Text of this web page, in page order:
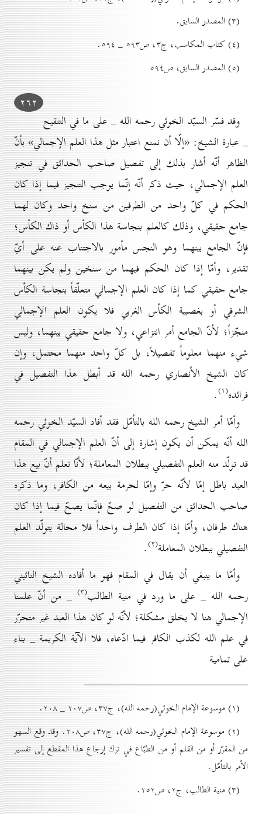
(۳) المصدر السابق.
(٤) کتاب المكاسب، ج۳، ص٥۹۳ _ ٥۹٤.
(٥) المصدر السابق، ص٥۹٤
۲٦۲
وقد فسّر السيّد الخوئي رحمه الله _ على ما في التنقيح
_ عبارة الشيخ: «إلّا أن نمنع اعتبار مثل هذا العلم الإجمالي» بأنّ
الظاهر أنّه أشار بذلك إلى تفصيل صاحب الحدائق في تنجيز
العلم الإجمالي، حيث ذكر أنّه إنّما يوجب التنجيز فيما إذا كان
الحكم في كلّ واحد من الطرفين من سنخ واحد وكان لهما
جامع حقيقي، وذلك كالعلم بنجاسة هذا الكأس أو ذاك الكأس؛
فإنّ الجامع بينهما وهو النجس مأمور بالاجتناب عنه على أيّ
تقدير، وأمّا إذا كان الحكم فيهما من سنخين ولم يكن بينهما
جامع حقيقي كما إذا كان العلم الإجمالي متعلّقاً بنجاسة الكأس
الشرقي أو بغصبية الكأس الغربي فلا يكون العلم الإجمالي
منجّزاً؛ لأنّ الجامع أمر انتزاعي، ولا جامع حقيقي بينهما، وليس
شيء منهما معلوماً تفصيلاً، بل كلّ واحد منهما محتمل، وإن
كان الشيخ الأنصاري رحمه الله قد أبطل هذا التفصيل في
فرائده(۱) .
وأمّا أمر الشيخ رحمه الله بالتأمّل فقد أفاد السيّد الخوئي رحمه
الله أنّه يمكن أن يكون إشارة إلى أنّ العلم الإجمالي في المقام
قد تولّد منه العلم التفصيلي ببطلان المعاملة؛ لأنّا نعلم أنّ بيع هذا
العبد باطل إمّا لأنّه حرّ وإمّا لحرمة بيعه من الكافر، وما ذكره
صاحب الحدائق من التفصيل لو صحّ فإنّما يصحّ فيما إذا كان
هناك طرفان، وأمّا إذا كان الطرف واحداً فلا محالة يتولّد العلم
التفصيلي ببطلان المعاملة(۲) .
وأمّا ما ينبغي أن يقال في المقام فهو ما أفاده الشيخ النائيني
رحمه الله _ على ما ورد في منية الطالب(۳) _ من أنّ علمنا
الإجمالي هنا لا يخلق مشكلة؛ لأنّه لو كان هذا العبد غير متحرّر
في علم الله لكذب الكافر فيما ادّعاه، فلا الآية الكريمة _ بناء
على تمامية
(۱) موسوعة الإمام الخوئي(رحمه الله)، ج۳۷، ص۲٠۷ _ ۲٠۸.
(۲) موسوعة الإمام الخوئي(رحمه الله)، ج۳۷، ص۲٠۸. وقد وقع السهو
من المقرّر أو من القلم أو من الطبّاع في ترك إرجاع هذا المقطع إلى تفسير
الأمر بالتأمّل.
(۳) منية الطالب، ج۲، ص۲٥۲.